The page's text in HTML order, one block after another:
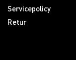
Servicepolicy
Retur